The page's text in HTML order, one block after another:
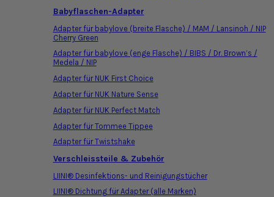
Babyflaschen-Adapter
Adapter für babylove (breite Flasche) / MAM / Lansinoh / NIP
Cherry Green
Adapter für babylove (enge Flasche) / BIBS / Dr. Brown’s /
Medela / NIP
Adapter für NUK First Choice
Adapter für NUK Nature Sense
Adapter für NUK Perfect Match
Adapter für Tommee Tippee
Adapter für Twistshake
Verschleissteile & Zubehör
LIINI® Desinfektions- und Reinigungstücher
LIINI® Dichtung für Adapter (alle Marken)